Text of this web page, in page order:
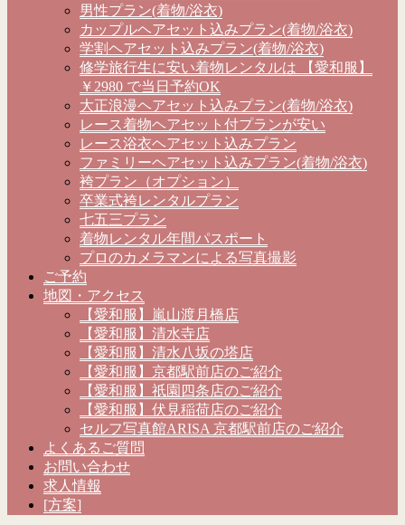
男性プラン(着物/浴衣)
カップルヘアセット込みプラン(着物/浴衣)
学割ヘアセット込みプラン(着物/浴衣)
修学旅行生に安い着物レンタルは 【愛和服】
￥2980 で当日予約OK
大正浪漫ヘアセット込みプラン(着物/浴衣)
レース着物ヘアセット付プランが安い
レース浴衣ヘアセット込みプラン
ファミリーヘアセット込みプラン(着物/浴衣)
袴プラン（オプション）
卒業式袴レンタルプラン
七五三プラン
着物レンタル年間パスポート
プロのカメラマンによる写真撮影
ご予約
地図・アクセス
【愛和服】嵐山渡月橋店
【愛和服】清水寺店
【愛和服】清水八坂の塔店
【愛和服】京都駅前店のご紹介
【愛和服】祇園四条店のご紹介
【愛和服】伏見稲荷店のご紹介
セルフ写真館ARISA 京都駅前店のご紹介
よくあるご質問
お問い合わせ
求人情報
[方案]